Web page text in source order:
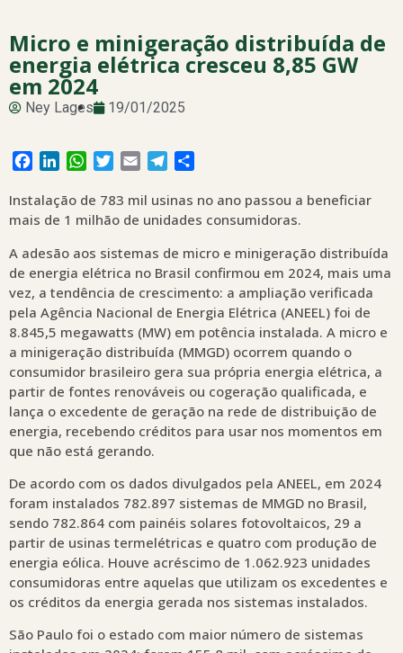
Micro e minigeração distribuída de
energia elétrica cresceu 8,85 GW
em 2024
Ney Lages 19/01/2025
Facebook
LinkedInWhatsApp
Twitter
Email Telegram
Instalação de 783 mil usinas no ano passou a beneficiar
mais de 1 milhão de unidades consumidoras.
A adesão aos sistemas de micro e minigeração distribuída
de energia elétrica no Brasil confirmou em 2024, mais uma
vez, a tendência de crescimento: a ampliação verificada
pela Agência Nacional de Energia Elétrica (ANEEL) foi de
8.845,5 megawatts (MW) em potência instalada. A micro e
a minigeração distribuída (MMGD) ocorrem quando o
consumidor brasileiro gera sua própria energia elétrica, a
partir de fontes renováveis ou cogeração qualificada, e
lança o excedente de geração na rede de distribuição de
energia, recebendo créditos para usar nos momentos em
que não está gerando.
De acordo com os dados divulgados pela ANEEL, em 2024
foram instalados 782.897 sistemas de MMGD no Brasil,
sendo 782.864 com painéis solares fotovoltaicos, 29 a
partir de usinas termelétricas e quatro com produção de
energia eólica. Houve acréscimo de 1.062.923 unidades
consumidoras entre aquelas que utilizam os excedentes e
os créditos da energia gerada nos sistemas instalados.
São Paulo foi o estado com maior número de sistemas